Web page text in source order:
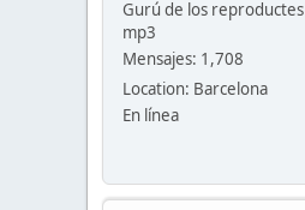
Gurú de los reproductes
mp3
Mensajes: 1,708
Location: Barcelona
En línea